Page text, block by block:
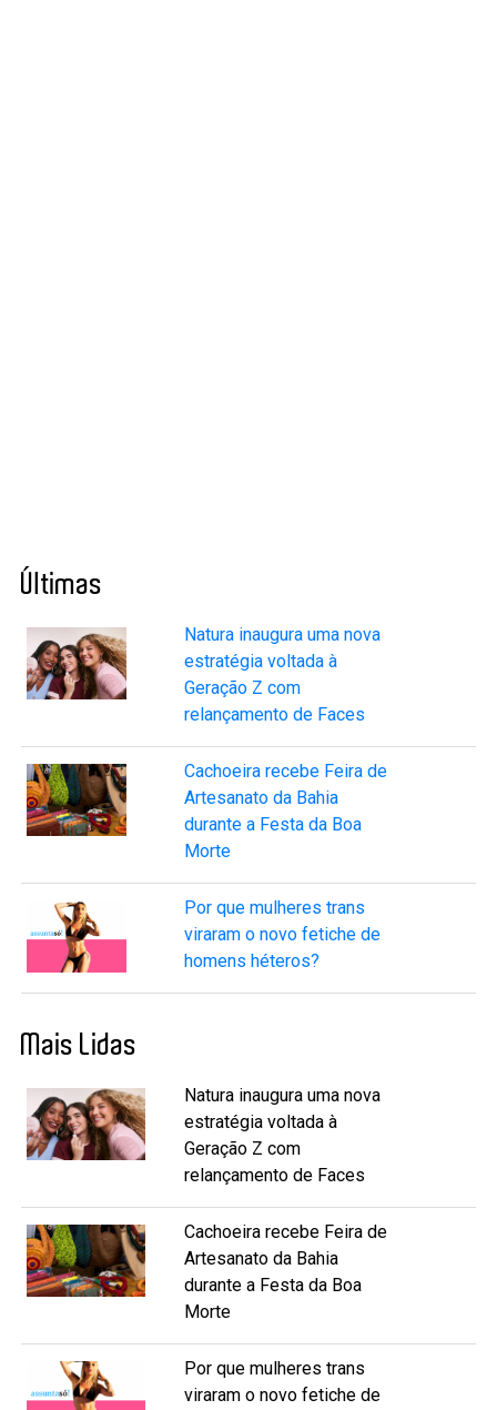
Últimas
Natura inaugura uma nova
estratégia voltada à
Geração Z com
relançamento de Faces
Cachoeira recebe Feira de
Artesanato da Bahia
durante a Festa da Boa
Morte
Por que mulheres trans
viraram o novo fetiche de
homens héteros?
Mais Lidas
Natura inaugura uma nova
estratégia voltada à
Geração Z com
relançamento de Faces
Cachoeira recebe Feira de
Artesanato da Bahia
durante a Festa da Boa
Morte
Por que mulheres trans
viraram o novo fetiche de